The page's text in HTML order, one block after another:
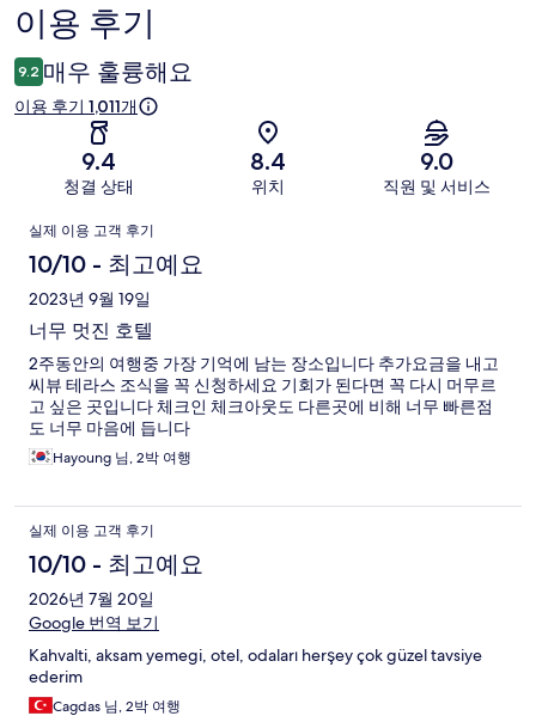
이
용
후
이용 후기
9.2 매우 훌륭해요
이용 후기 1,011개
9.4
청결 상태
8.4
위치
9.0
직원 및 서비스
이
용
후
기
실제 이용 고객 후기
10/10 - 최고예요
2023년 9월 19일
너무 멋진 호텔
2주동안의 여행중 가장 기억에 남는 장소입니다 추가요금을 내고
씨뷰 테라스 조식을 꼭 신청하세요 기회가 된다면 꼭 다시 머무르
고 싶은 곳입니다 체크인 체크아웃도 다른곳에 비해 너무 빠른점
도 너무 마음에 듭니다
Hayoung 님, 2박 여행
실제 이용 고객 후기
10/10 - 최고예요
2026년 7월 20일
Google 번역 보기
Kahvalti, aksam yemegi, otel, odaları herşey çok güzel tavsiye
ederim
Cagdas 님, 2박 여행